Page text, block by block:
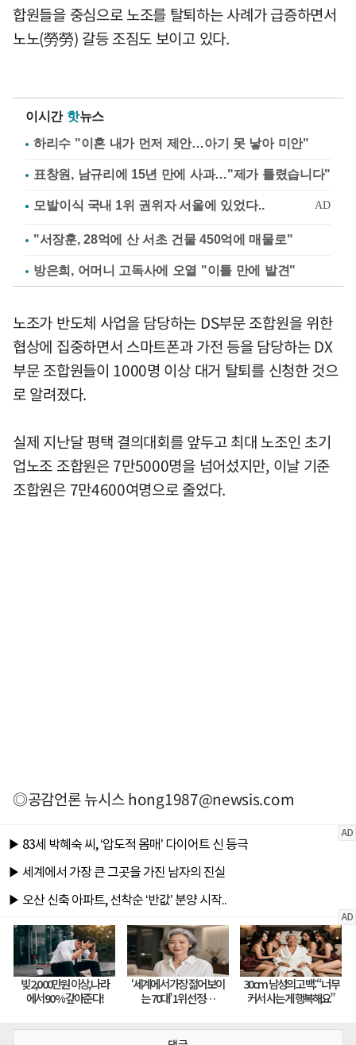
합원들을 중심으로 노조를 탈퇴하는 사례가 급증하면서
노노(勞勞) 갈등 조짐도 보이고 있다.
이시간 핫뉴스
하리수 "이혼 내가 먼저 제안…아기 못 낳아 미안"
표창원, 남규리에 15년 만에 사과…"제가 틀렸습니다"
"서장훈, 28억에 산 서초 건물 450억에 매물로"
방은희, 어머니 고독사에 오열 "이틀 만에 발견"
노조가 반도체 사업을 담당하는 DS부문 조합원을 위한
협상에 집중하면서 스마트폰과 가전 등을 담당하는 DX
부문 조합원들이 1000명 이상 대거 탈퇴를 신청한 것으
로 알려졌다.
실제 지난달 평택 결의대회를 앞두고 최대 노조인 초기
업노조 조합원은 7만5000명을 넘어섰지만, 이날 기준
조합원은 7만4600여명으로 줄었다.
◎공감언론 뉴시스hong1987@newsis.com